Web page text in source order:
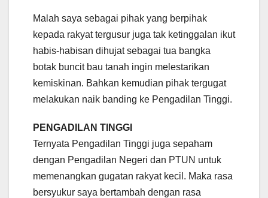
Malah saya sebagai pihak yang berpihak
kepada rakyat tergusur juga tak ketinggalan ikut
habis-habisan dihujat sebagai tua bangka
botak buncit bau tanah ingin melestarikan
kemiskinan. Bahkan kemudian pihak tergugat
melakukan naik banding ke Pengadilan Tinggi.
PENGADILAN TINGGI
Ternyata Pengadilan Tinggi juga sepaham
dengan Pengadilan Negeri dan PTUN untuk
memenangkan gugatan rakyat kecil. Maka rasa
bersyukur saya bertambah dengan rasa